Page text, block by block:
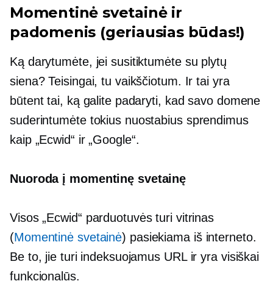
Momentinė svetainė ir
padomenis (geriausias būdas!)
Ką darytumėte, jei susitiktumėte su plytų
siena? Teisingai, tu vaikščiotum. Ir tai yra
būtent tai, ką galite padaryti, kad savo domene
suderintumėte tokius nuostabius sprendimus
kaip „Ecwid“ ir „Google“.
Nuoroda į momentinę svetainę
Visos „Ecwid“ parduotuvės turi vitrinas
(Momentinė svetainė) pasiekiama iš interneto.
Be to, jie turi indeksuojamus URL ir yra visiškai
funkcionalūs.